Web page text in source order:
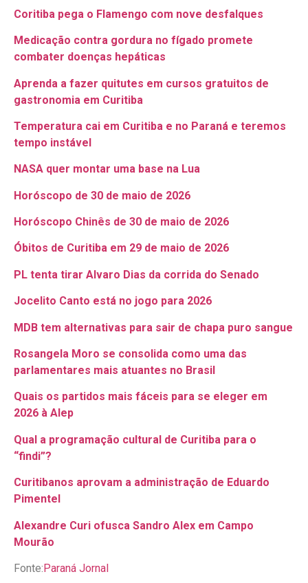
Coritiba pega o Flamengo com nove desfalques
Medicação contra gordura no fígado promete
combater doenças hepáticas
Aprenda a fazer quitutes em cursos gratuitos de
gastronomia em Curitiba
Temperatura cai em Curitiba e no Paraná e teremos
tempo instável
NASA quer montar uma base na Lua
Horóscopo de 30 de maio de 2026
Horóscopo Chinês de 30 de maio de 2026
Óbitos de Curitiba em 29 de maio de 2026
PL tenta tirar Alvaro Dias da corrida do Senado
Jocelito Canto está no jogo para 2026
MDB tem alternativas para sair de chapa puro sangue
Rosangela Moro se consolida como uma das
parlamentares mais atuantes no Brasil
Quais os partidos mais fáceis para se eleger em
2026 à Alep
Qual a programação cultural de Curitiba para o
“findi”?
Curitibanos aprovam a administração de Eduardo
Pimentel
Alexandre Curi ofusca Sandro Alex em Campo
Mourão
Fonte:Paraná Jornal